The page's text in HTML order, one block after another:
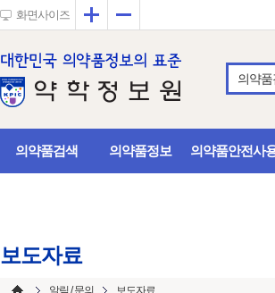
화면사이즈 확대
의약품
의약품검색 의약품정보 의약품안전사
보도자료
알림 / 문의 보도자료